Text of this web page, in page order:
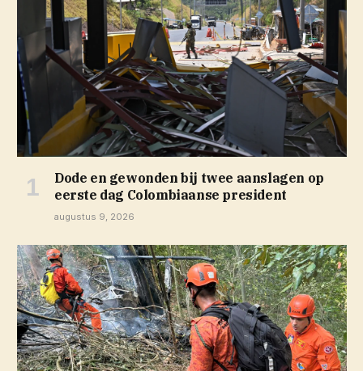
Dode en gewonden bij twee aanslagen op
eerste dag Colombiaanse president
augustus 9, 2026